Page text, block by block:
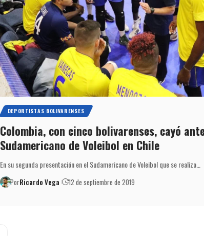
DEPORTISTAS BOLIVARENSES
Colombia, con cinco bolivarenses, cayó
Sudamericano de Voleibol en Chile
En su segunda presentación en el Sudamericano de Voleibol que se realiza…
PorRicardo Vega 12 de septiembre de 2019